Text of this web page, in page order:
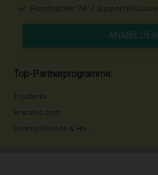
Persönlicher 24/7 Support inklusive
ANMELDEN
Top-Partnerprogramme:
Topdrinks
Emirates.com
Dormio Resorts & Ho...